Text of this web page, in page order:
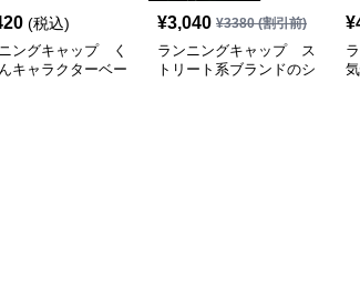
(税込)
ングキャップ く
キャラクターベー
¥3,040 ¥3380(割引前)
ランニングキャップ ス
トリート系ブランドのシ
¥